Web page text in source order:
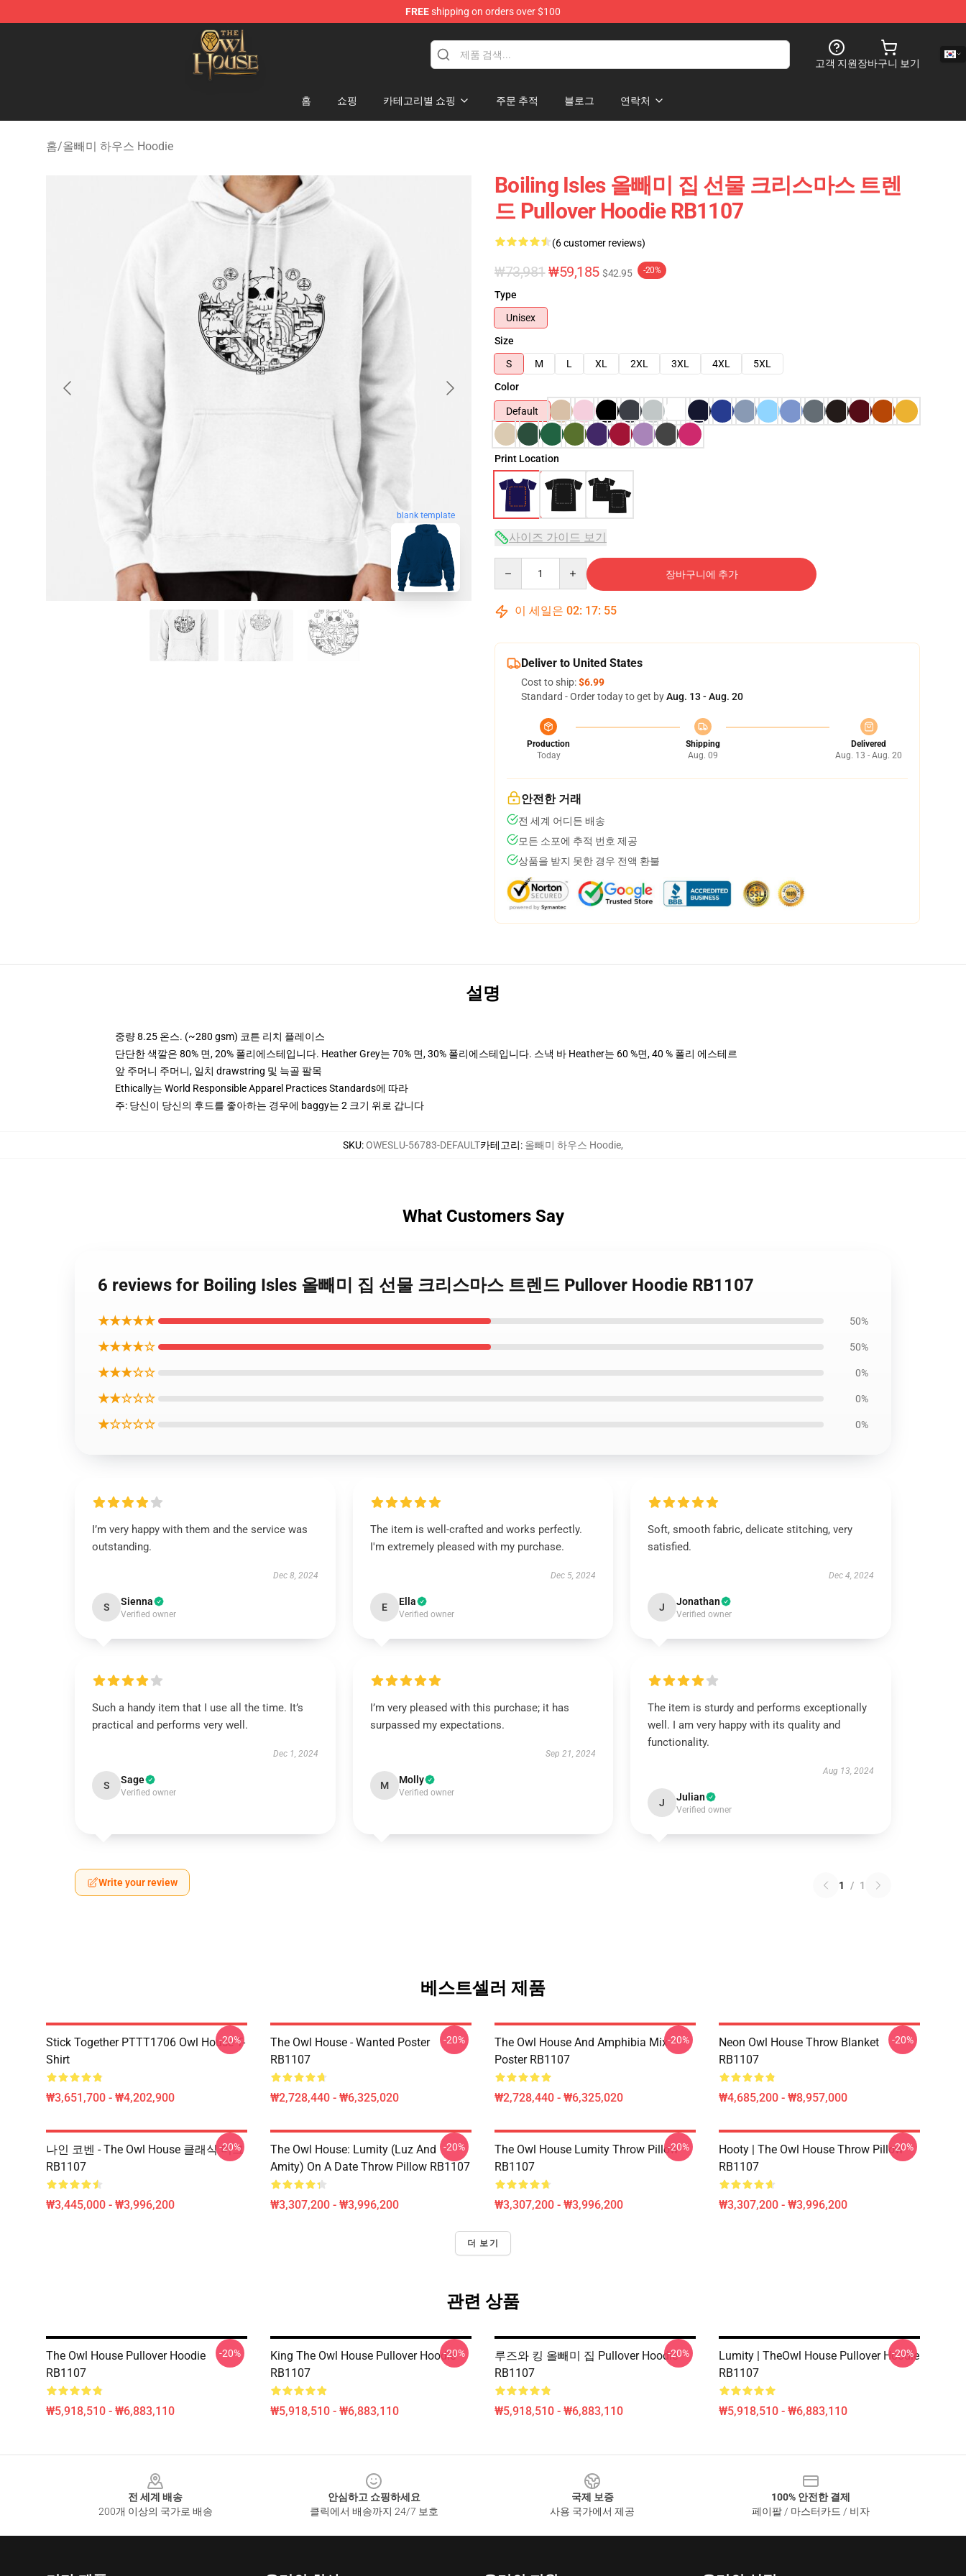
FREEshipping on orders over $100
The Owl House Store - Official The Owl House Merchandise Shop
고객 지원장바구니 보기
홈 쇼핑 카테고리별 쇼핑 주문 추적 블로그 연락처
홈/올빼미 하우스 Hoodie
blank template
Boiling Isles 올빼미 집 선물 크리스마스 트렌
드 Pullover Hoodie RB1107
(6 customer reviews)
₩73,981 ₩59,185 $42.95 -20%
Type
Unisex
Size
S
M L XL 2XL 3XL 4XL
5XL
Color
Default
Print Location
사이즈 가이드 보기
장바구니에 추가
이 세일은 02: 17: 54
Deliver to United States
Cost to ship:$6.99
Standard - Order today to get byAug. 13 - Aug. 20
Production
Today
Shipping
Aug. 09
Delivered
Aug. 13 - Aug. 20
안전한 거래
전 세계 어디든 배송
모든 소포에 추적 번호 제공
상품을 받지 못한 경우 전액 환불
설명
중량 8.25 온스. (~280 gsm) 코튼 리치 플레이스
단단한 색깔은 80% 면, 20% 폴리에스테입니다. Heather Grey는 70% 면, 30% 폴리에스테입니다. 스낵 바 Heather는 60 %면, 40 % 폴리 에스테르
앞 주머니 주머니, 일치 drawstring 및 늑골 팔목
Ethically는 World Responsible Apparel Practices Standards에 따라
주: 당신이 당신의 후드를 좋아하는 경우에 baggy는 2 크기 위로 갑니다
SKU:OWESLU-56783-DEFAULT카테고리: 올빼미 하우스 Hoodie,
What Customers Say
6 reviews for Boiling Isles 올빼미 집 선물 크리스마스 트렌드 Pullover Hoodie RB1107
★★★★★ 50%
★★★★☆ 50%
★★★☆☆ 0%
★★☆☆☆ 0%
★☆☆☆☆ 0%
I’m very happy with them and the service was
outstanding.
Dec 8, 2024
S Sienna
Verified owner
The item is well-crafted and works perfectly.
I'm extremely pleased with my purchase.
Dec 5, 2024
E Ella
Verified owner
Soft, smooth fabric, delicate stitching, very
satisfied.
Dec 4, 2024
J Jonathan
Verified owner
Such a handy item that I use all the time. It’s
practical and performs very well.
Dec 1, 2024
S Sage
Verified owner
I’m very pleased with this purchase; it has
surpassed my expectations.
Sep 21, 2024
M Molly
Verified owner
The item is sturdy and performs exceptionally
well. I am very happy with its quality and
functionality.
Aug 13, 2024
J Julian
Verified owner
Write your review 1 / 1
베스트셀러 제품
Stick Together PTTT1706 Owl House T-
Shirt
₩3,651,700 - ₩4,202,900
-20%
The Owl House - Wanted Poster
RB1107
₩2,728,440 - ₩6,325,020
-20%
The Owl House And Amphibia Mix
Poster RB1107
₩2,728,440 - ₩6,325,020
-20%
Neon Owl House Throw Blanket
RB1107
₩4,685,200 - ₩8,957,000
-20%
나인 코벤 - The Owl House 클래식 머그
RB1107
₩3,445,000 - ₩3,996,200
-20%
The Owl House: Lumity (Luz And
Amity) On A Date Throw Pillow RB1107
₩3,307,200 - ₩3,996,200
-20%
The Owl House Lumity Throw Pillow
RB1107
₩3,307,200 - ₩3,996,200
-20%
Hooty | The Owl House Throw Pillow
RB1107
₩3,307,200 - ₩3,996,200
-20%
더 보기
관련 상품
The Owl House Pullover Hoodie
RB1107
₩5,918,510 - ₩6,883,110
-20%
King The Owl House Pullover Hoodie
RB1107
₩5,918,510 - ₩6,883,110
-20%
루즈와 킹 올빼미 집 Pullover Hoodie
RB1107
₩5,918,510 - ₩6,883,110
-20%
Lumity | TheOwl House Pullover Hoodie
RB1107
₩5,918,510 - ₩6,883,110
-20%
전 세계 배송
200개 이상의 국가로 배송
안심하고 쇼핑하세요
클릭에서 배송까지 24/7 보호
국제 보증
사용 국가에서 제공
100% 안전한 결제
페이팔 / 마스터카드 / 비자